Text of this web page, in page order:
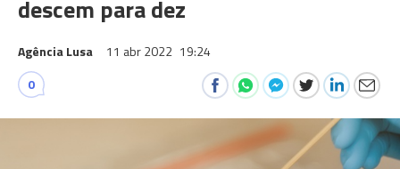
descem para dez
Agência Lusa 11 abr 2022 19:24
0